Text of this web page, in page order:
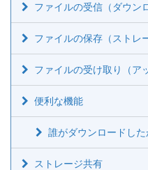
ファイルの受信（ダウン
ファイルの保存（ストレ
ファイルの受け取り（ア
便利な機能
誰がダウンロードした
ストレージ共有